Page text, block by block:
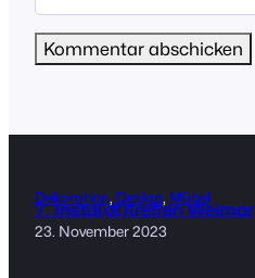
Dekoration, Design, Möbel
7. Insta(dt)treffen Weimar
23. November 2023